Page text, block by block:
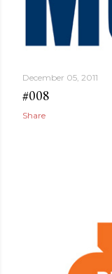
December 05, 2011
#008
Share